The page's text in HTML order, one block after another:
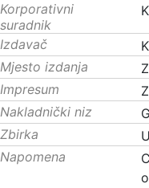
Korporativni
suradnik
Izdavač
Mjesto izdanja
Impresum
Nakladnički niz
Zbirka
Napomena